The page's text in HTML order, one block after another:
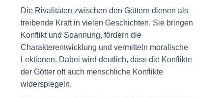
Die Rivalitäten zwischen den Göttern dienen als
treibende Kraft in vielen Geschichten. Sie bringen
Konflikt und Spannung, fördern die
Charakterentwicklung und vermitteln moralische
Lektionen. Dabei wird deutlich, dass die Konflikte
der Götter oft auch menschliche Konflikte
widerspiegeln.